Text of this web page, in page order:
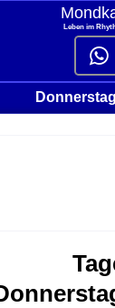
Leben im